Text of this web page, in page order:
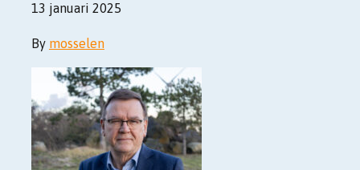
13 januari 2025
By mosselen